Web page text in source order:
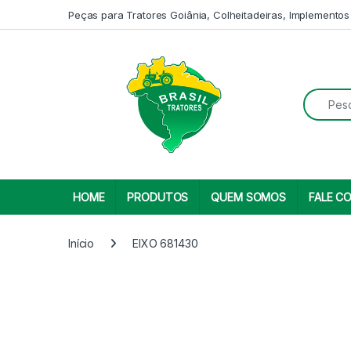
Peças para Tratores Goiânia, Colheitadeiras,
Search
HOME PRODUTOS QUEM SOMOS FALE
Início EIXO 681430